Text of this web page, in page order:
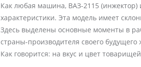
Как любая машина, ВАЗ-2115
характеристики. Эта модель имеет
Здесь выделены основные моменты в
страны-производителя своего
Как говорится: на вкус и цвет